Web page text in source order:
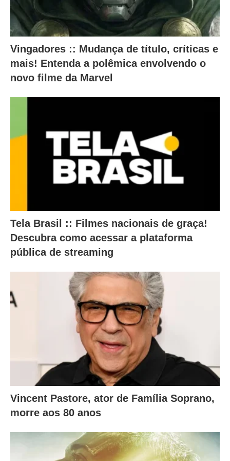
a
b
a
i
x
o
.
Vingadores :: Mudança de título, críticas e
mais! Entenda a polêmica envolvendo o
novo filme da Marvel
Tela Brasil :: Filmes nacionais de graça!
Descubra como acessar a plataforma
pública de streaming
Vincent Pastore, ator de Família Soprano,
morre aos 80 anos